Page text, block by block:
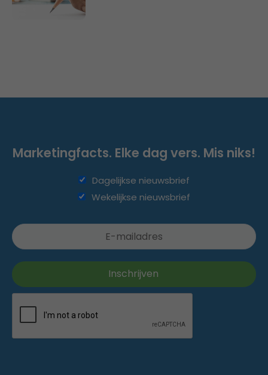
Marketingfacts. Elke dag vers. Mis niks!
Dagelijkse nieuwsbrief
Wekelijkse nieuwsbrief